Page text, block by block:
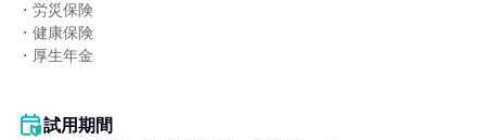
・労災保険
・健康保険
・厚生年金
試用期間